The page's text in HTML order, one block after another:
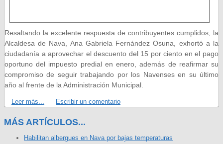
Resaltando la excelente respuesta de contribuyentes cumplidos, la
Alcaldesa de Nava, Ana Gabriela Fernández Osuna, exhortó a la
ciudadanía a aprovechar el descuento del 15 por ciento en el pago
oportuno del impuesto predial en enero, además de reafirmar su
compromiso de seguir trabajando por los Navenses en su último
año al frente de la Administración Municipal.
Leer más... Escribir un comentario
MÁS ARTÍCULOS...
Habilitan albergues en Nava por bajas temperaturas